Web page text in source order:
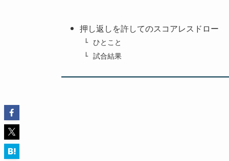
押し返しを許してのスコアレスドロー
ひとこと
試合結果